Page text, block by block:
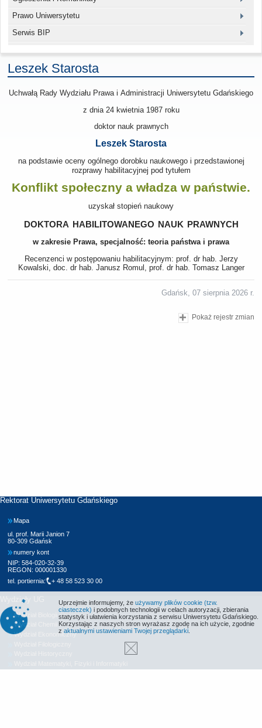
Prawo Uniwersytetu
Serwis BIP
Leszek Starosta
Uchwałą Rady Wydziału Prawa i Administracji Uniwersytetu Gdańskiego
z dnia 24 kwietnia 1987roku
doktor nauk prawnych
Leszek Starosta
na podstawie oceny ogólnego dorobku naukowego i przedstawionej
rozprawy habilitacyjnej pod tytułem
Konflikt społeczny a władza w państwie.
uzyskał stopień naukowy
doktora habilitowanego nauk prawnych
w zakresie Prawa, specjalność: teoria państwa i prawa
Recenzenci w postępowaniu habilitacyjnym: prof. dr hab. Jerzy
Kowalski, doc. dr hab. Janusz Romul, prof. dr hab. Tomasz Langer
Gdańsk, 07 sierpnia 2026 r.
Pokaż rejestr zmian
Rektorat Uniwersytetu Gdańskiego
Mapa
ul. prof. Marii Janion 7
80-309 Gdańsk
numery kont
NIP: 584-020-32-39
REGON: 000001330
tel. portiernia:
+ 48 58 523 30 00
Wydziały UG
Wydział Biologii
Wydział Chemii
Wydział Ekonomiczny
Uprzejmie informujemy, że używamy plików cookie (tzw.
ciasteczek) i podobnych technologii w celach autoryzacji, zbierania
statystyk i ułatwienia korzystania z serwisu Uniwersytetu Gdańskiego.
Korzystając z naszych stron wyrażasz zgodę na ich użycie, zgodnie
z aktualnymi ustawieniami Twojej przeglądarki